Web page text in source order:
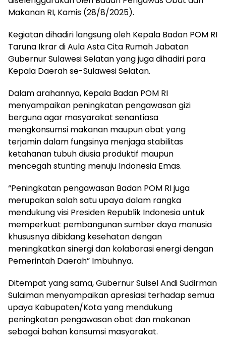
Makanan RI, Kamis (28/8/2025).
Kegiatan dihadiri langsung oleh Kepala Badan POM RI
Taruna Ikrar di Aula Asta Cita Rumah Jabatan
Gubernur Sulawesi Selatan yang juga dihadiri para
Kepala Daerah se-Sulawesi Selatan.
Dalam arahannya, Kepala Badan POM RI
menyampaikan peningkatan pengawasan gizi
berguna agar masyarakat senantiasa
mengkonsumsi makanan maupun obat yang
terjamin dalam fungsinya menjaga stabilitas
ketahanan tubuh diusia produktif maupun
mencegah stunting menuju Indonesia Emas.
“Peningkatan pengawasan Badan POM RI juga
merupakan salah satu upaya dalam rangka
mendukung visi Presiden Republik Indonesia untuk
memperkuat pembangunan sumber daya manusia
khususnya dibidang kesehatan dengan
meningkatkan sinergi dan kolaborasi energi dengan
Pemerintah Daerah” Imbuhnya.
Ditempat yang sama, Gubernur Sulsel Andi Sudirman
Sulaiman menyampaikan apresiasi terhadap semua
upaya Kabupaten/Kota yang mendukung
peningkatan pengawasan obat dan makanan
sebagai bahan konsumsi masyarakat.